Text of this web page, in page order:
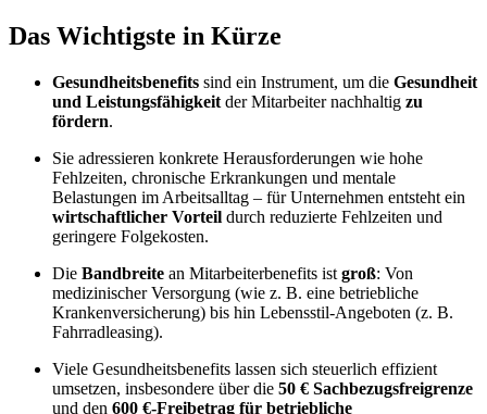
Das Wichtigste in Kürze
Gesundheitsbenefits sind ein Instrument, um die Gesundheit
und Leistungsfähigkeit der Mitarbeiter nachhaltig zu
fördern.
Sie adressieren konkrete Herausforderungen wie hohe
Fehlzeiten, chronische Erkrankungen und mentale
Belastungen im Arbeitsalltag – für Unternehmen entsteht ein
wirtschaftlicher Vorteil durch reduzierte Fehlzeiten und
geringere Folgekosten.
Die Bandbreite an Mitarbeiterbenefits ist groß: Von
medizinischer Versorgung (wie z. B. eine betriebliche
Krankenversicherung) bis hin Lebensstil-Angeboten (z. B.
Fahrradleasing).
Viele Gesundheitsbenefits lassen sich steuerlich effizient
umsetzen, insbesondere über die 50 € Sachbezugsfreigrenze
und den 600 €-Freibetrag für betriebliche